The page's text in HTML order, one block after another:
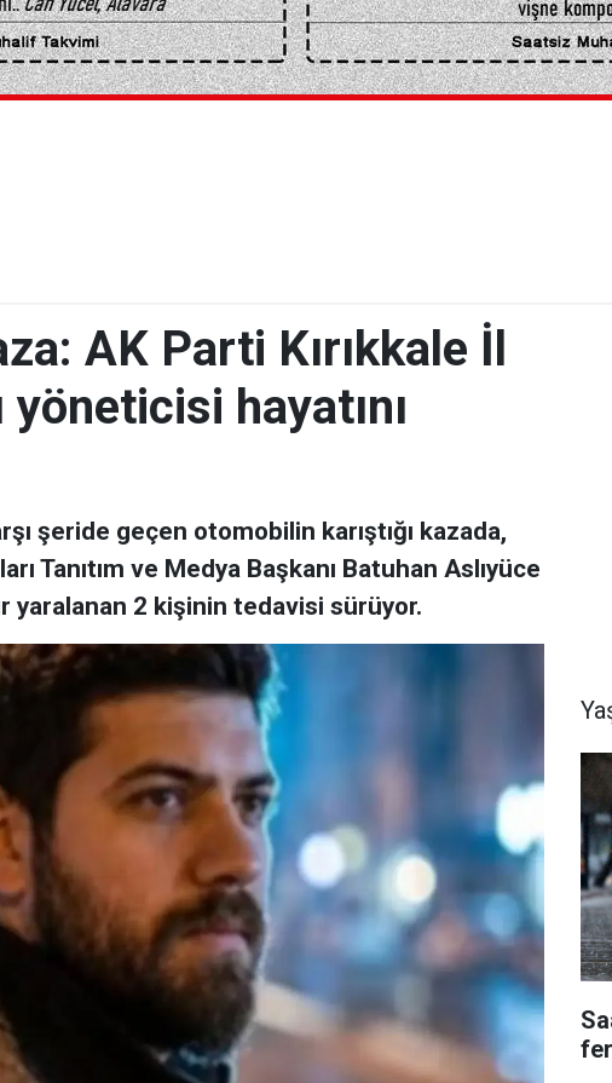
AK Parti Kırıkkale İl
hayatını
şeride geçen otomobilin karıştığı kazada,
Tanıtım ve Medya Başkanı Batuhan Aslıyüce
yaralanan 2 kişinin tedavisi sürüyor.